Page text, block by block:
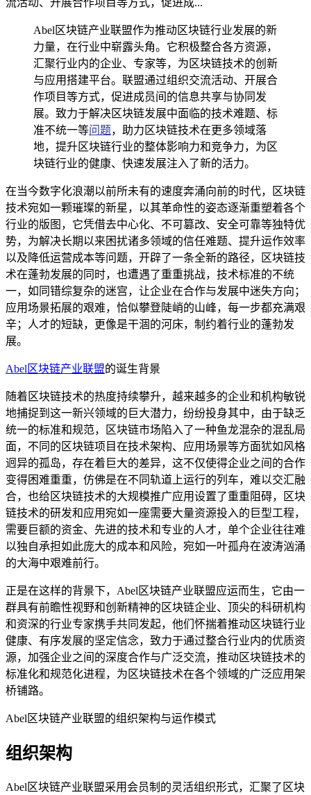
Abel区块链产业联盟作为推动区块链行业发展的新
力量，在行业中崭露头角。它积极整合各方资源，
汇聚行业内的企业、专家等，为区块链技术的创新
与应用搭建平台。联盟通过组织交流活动、开展合
作项目等方式，促进成员间的信息共享与协同发
展。致力于解决区块链发展中面临的技术难题、标
准不统一等问题，助力区块链技术在更多领域落
地，提升区块链行业的整体影响力和竞争力，为区
块链行业的健康、快速发展注入了新的活力。
在当今数字化浪潮以前所未有的速度奔涌向前的时代，区块链
技术宛如一颗璀璨的新星，以其革命性的姿态逐渐重塑着各个
行业的版图，它凭借去中心化、不可篡改、安全可靠等独特优
势，为解决长期以来困扰诸多领域的信任难题、提升运作效率
以及降低运营成本等问题，开辟了一条全新的路径，区块链技
术在蓬勃发展的同时，也遭遇了重重挑战，技术标准的不统
一，如同错综复杂的迷宫，让企业在合作与发展中迷失方向；
应用场景拓展的艰难，恰似攀登陡峭的山峰，每一步都充满艰
辛；人才的短缺，更像是干涸的河床，制约着行业的蓬勃发
展。
Abel区块链产业联盟的诞生背景
随着区块链技术的热度持续攀升，越来越多的企业和机构敏锐
地捕捉到这一新兴领域的巨大潜力，纷纷投身其中，由于缺乏
统一的标准和规范，区块链市场陷入了一种鱼龙混杂的混乱局
面，不同的区块链项目在技术架构、应用场景等方面犹如风格
迥异的孤岛，存在着巨大的差异，这不仅使得企业之间的合作
变得困难重重，仿佛是在不同轨道上运行的列车，难以交汇融
合，也给区块链技术的大规模推广应用设置了重重阻碍，区块
链技术的研发和应用宛如一座需要大量资源投入的巨型工程，
需要巨额的资金、先进的技术和专业的人才，单个企业往往难
以独自承担如此庞大的成本和风险，宛如一叶孤舟在波涛汹涌
的大海中艰难前行。
正是在这样的背景下，Abel区块链产业联盟应运而生，它由一
群具有前瞻性视野和创新精神的区块链企业、顶尖的科研机构
和资深的行业专家携手共同发起，他们怀揣着推动区块链行业
健康、有序发展的坚定信念，致力于通过整合行业内的优质资
源，加强企业之间的深度合作与广泛交流，推动区块链技术的
标准化和规范化进程，为区块链技术在各个领域的广泛应用架
桥铺路。
Abel区块链产业联盟的组织架构与运作模式
组织架构
Abel区块链产业联盟采用会员制的灵活组织形式，汇聚了区块